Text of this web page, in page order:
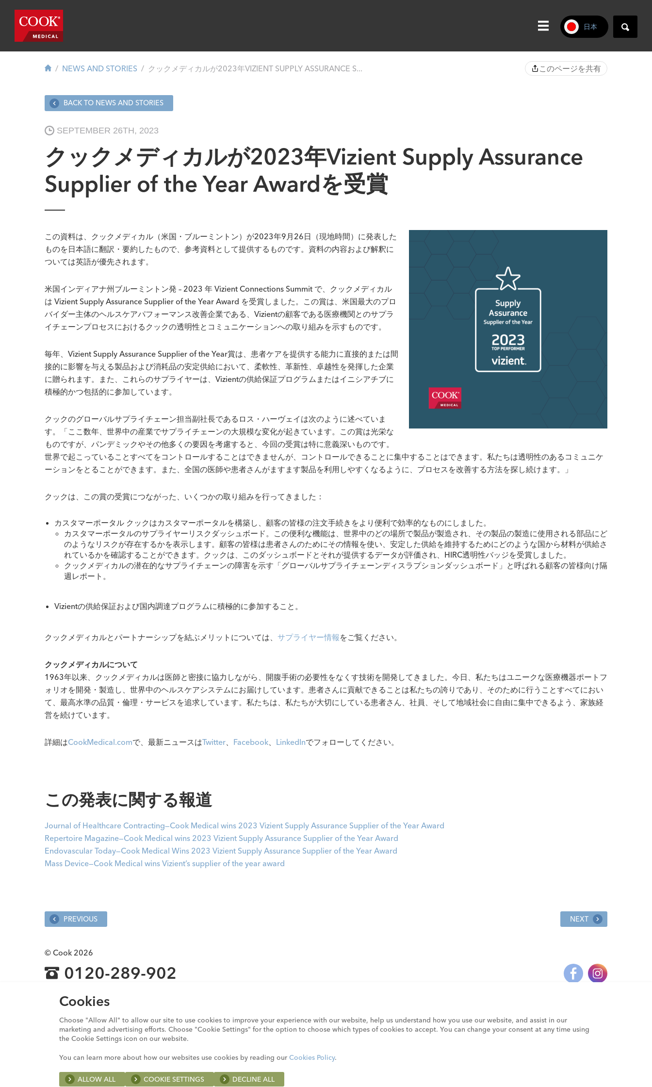
Cookies
Choose "Allow All" to allow our site to use cookies to improve your experience with our website, help us understand how you use our website, and assist in our
marketing and advertising efforts. Choose "Cookie Settings" for the option to choose which types of cookies to accept. You can change your consent at any time using
the Cookie Settings icon on our website.
You can learn more about how our websites use cookies by reading ourCookies Policy.
A list of the cookies we use and the purposes for which we use them is available here:
ALLOW ALL COOKIE SETTINGS DECLINE ALL
日本
NEWS AND STORIES クックメディカルが2023年VIZIENT SUPPLY ASSURANCE S... このページを共有
BACK TO NEWS AND STORIES
SEPTEMBER 26TH, 2023
クックメディカルが2023年Vizient Supply Assurance
Supplier of the Year Awardを受賞
この資料は、クックメディカル（米国・ブルーミントン）が2023年9月26日（現地時間）に発表した
ものを日本語に翻訳・要約したもので、参考資料として提供するものです。資料の内容および解釈に
ついては英語が優先されます。
米国インディアナ州ブルーミントン発 – 2023 年 Vizient Connections Summit で、クックメディカル
は Vizient Supply Assurance Supplier of the Year Award を受賞しました。この賞は、米国最大のプロ
バイダー主体のヘルスケアパフォーマンス改善企業である、Vizientの顧客である医療機関とのサプラ
イチェーンプロセスにおけるクックの透明性とコミュニケーションへの取り組みを示すものです。
毎年、Vizient Supply Assurance Supplier of the Year賞は、患者ケアを提供する能力に直接的または間
接的に影響を与える製品および消耗品の安定供給において、柔軟性、革新性、卓越性を発揮した企業
に贈られます。また、これらのサプライヤーは、Vizientの供給保証プログラムまたはイニシアチブに
積極的かつ包括的に参加しています。
クックのグローバルサプライチェーン担当副社長であるロス・ハーヴェイは次のように述べていま
す。「ここ数年、世界中の産業でサプライチェーンの大規模な変化が起きています。この賞は光栄な
ものですが、パンデミックやその他多くの要因を考慮すると、今回の受賞は特に意義深いものです。
世界で起こっていることすべてをコントロールすることはできませんが、コントロールできることに集中することはできます。私たちは透明性のあるコミュニケ
ーションをとることができます。また、全国の医師や患者さんがますます製品を利用しやすくなるように、プロセスを改善する方法を探し続けます。」
クックは、この賞の受賞につながった、いくつかの取り組みを行ってきました：
カスタマーポータル クックはカスタマーポータルを構築し、顧客の皆様の注文手続きをより便利で効率的なものにしました。
カスタマーポータルのサプライヤーリスクダッシュボード。この便利な機能は、世界中のどの場所で製品が製造され、その製品の製造に使用される部品にど
のようなリスクが存在するかを表示します。顧客の皆様は患者さんのためにその情報を使い、安定した供給を維持するためにどのような国から材料が供給さ
れているかを確認することができます。クックは、このダッシュボードとそれが提供するデータが評価され、HIRC透明性バッジを受賞しました。
クックメディカルの潜在的なサプライチェーンの障害を示す「グローバルサプライチェーンディスラプションダッシュボード」と呼ばれる顧客の皆様向け隔
週レポート。
Vizientの供給保証および国内調達プログラムに積極的に参加すること。
クックメディカルとパートナーシップを結ぶメリットについては、 サプライヤー情報 をご覧ください。
クックメディカルについて
1963年以来、クックメディカルは医師と密接に協力しながら、開腹手術の必要性をなくす技術を開発してきました。今日、私たちはユニークな医療機器ポートフ
ォリオを開発・製造し、世界中のヘルスケアシステムにお届けしています。患者さんに貢献できることは私たちの誇りであり、そのために行うことすべてにおい
て、最高水準の品質・倫理・サービスを追求しています。私たちは、私たちが大切にしている患者さん、社員、そして地域社会に自由に集中できるよう、家族経
営を続けています。
詳細はCookMedical.comで、最新ニュースはTwitter Facebook LinkedInでフォローしてください。
この発表に関する報道
Journal of Healthcare Contracting—Cook Medical wins 2023 Vizient Supply Assurance Supplier of the Year Award
Repertoire Magazine—Cook Medical wins 2023 Vizient Supply Assurance Supplier of the Year Award
Endovascular Today—Cook Medical Wins 2023 Vizient Supply Assurance Supplier of the Year Award
Mass Device—Cook Medical wins Vizient’s supplier of the year award
PREVIOUS NEXT
© Cook 2026
0120-289-902
利用規約
グローバル行動規範
透明性ガイドライン
サイトマップ